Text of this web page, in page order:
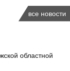
все новости
областной